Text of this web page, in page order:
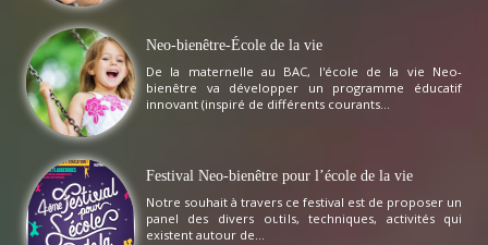
Neo-bienêtre-École de la vie
De la maternelle au BAC, l'école de la vie Neo-
bienêtre va développer un programme éducatif
innovant (inspiré de différents courants...
Festival Neo-bienêtre pour l’école de la vie
Notre souhait à travers ce festival est de proposer un
panel des divers outils, techniques, activités qui
existent autour de...